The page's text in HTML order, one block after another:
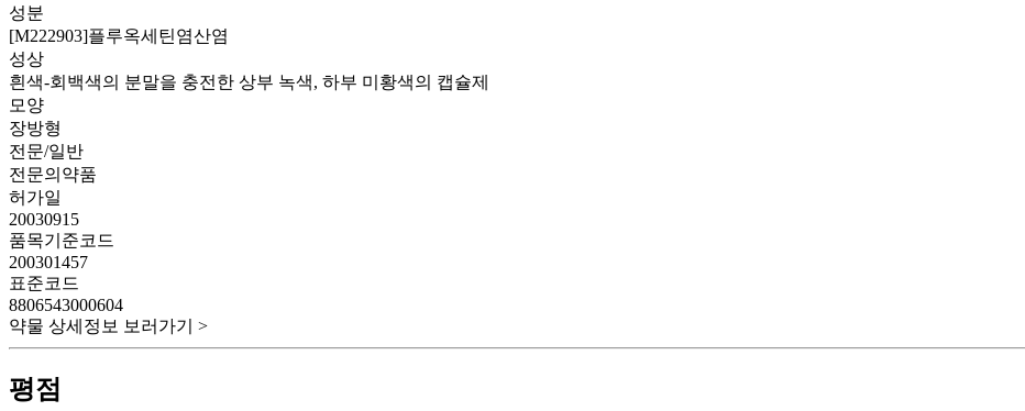
성분
[M222903]플루옥세틴염산염
성상
흰색-회백색의 분말을 충전한 상부 녹색, 하부 미황색의 캡슐제
모양
장방형
전문/일반
전문의약품
허가일
20030915
품목기준코드
200301457
표준코드
8806543000604
약물 상세정보 보러가기 >
평점